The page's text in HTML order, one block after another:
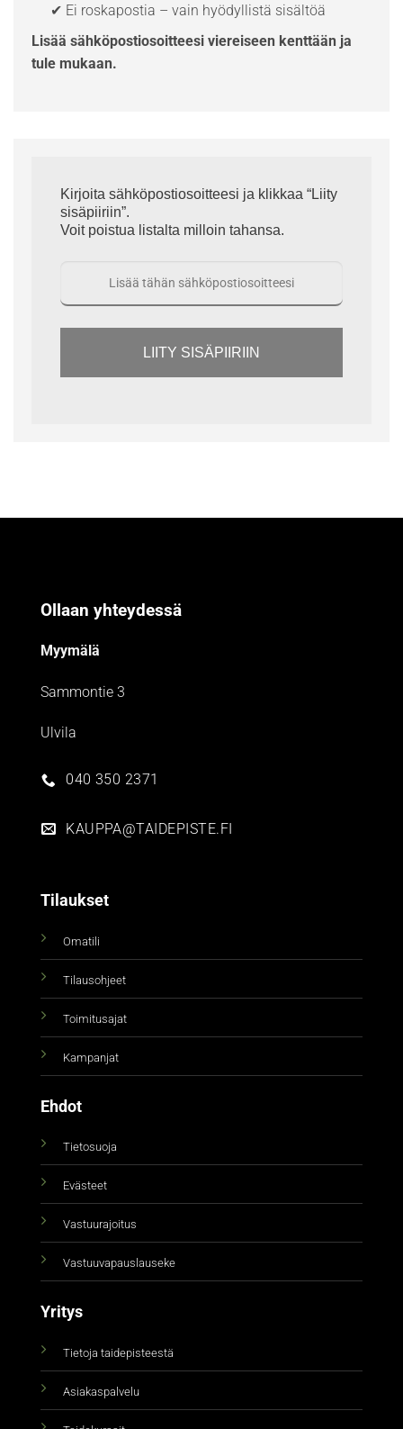
✔ Ei roskapostia – vain hyödyllistä sisältöä
Lisää sähköpostiosoitteesi viereiseen kenttään ja
tule mukaan.
Kirjoita sähköpostiosoitteesi ja klikkaa “Liity
sisäpiiriin”.
Voit poistua listalta milloin tahansa.
LIITY SISÄPIIRIIN
Ollaan yhteydessä
Myymälä
Sammontie 3
Ulvila
040 350 2371
KAUPPA@TAIDEPISTE.FI
Tilaukset
Omatili
Tilausohjeet
Toimitusajat
Kampanjat
Ehdot
Tietosuoja
Evästeet
Vastuurajoitus
Vastuuvapauslauseke
Yritys
Tietoja taidepisteestä
Asiakaspalvelu